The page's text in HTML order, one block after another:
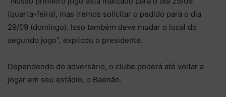
(quarta-feira), mas iremos solicitar o pedido para o dia
29/09 (domingo). Isso também deve mudar o local do
segundo jogo”, explicou o presidente.
Dependendo do adversário, o clube poderá até voltar a
jogar em seu estádio, o Baenão.